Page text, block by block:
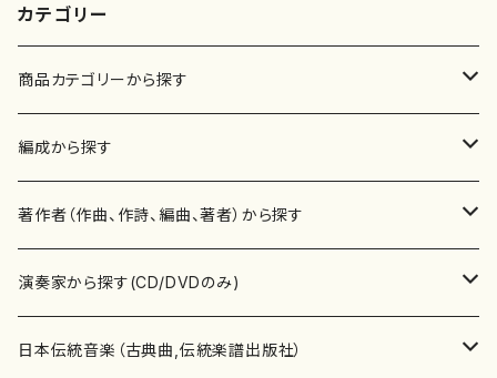
カテゴリー
商品カテゴリーから探す
楽譜
書籍
書籍
テキストブック
CD・DVD
チケット
編成から探す
邦楽器
箏・琴（ソロ）
箏・琴（合奏）
合唱
混声合唱
歌・声
著作者（作曲、作詩、編曲、著者）から探す
あ行
青木省三(アオキ ショウゾウ)
か行
演奏家から探す(CD/DVDのみ)
邦楽（箏、三味線、尺八等）演奏家
日本伝統音楽（古典曲,伝統楽譜出版社）